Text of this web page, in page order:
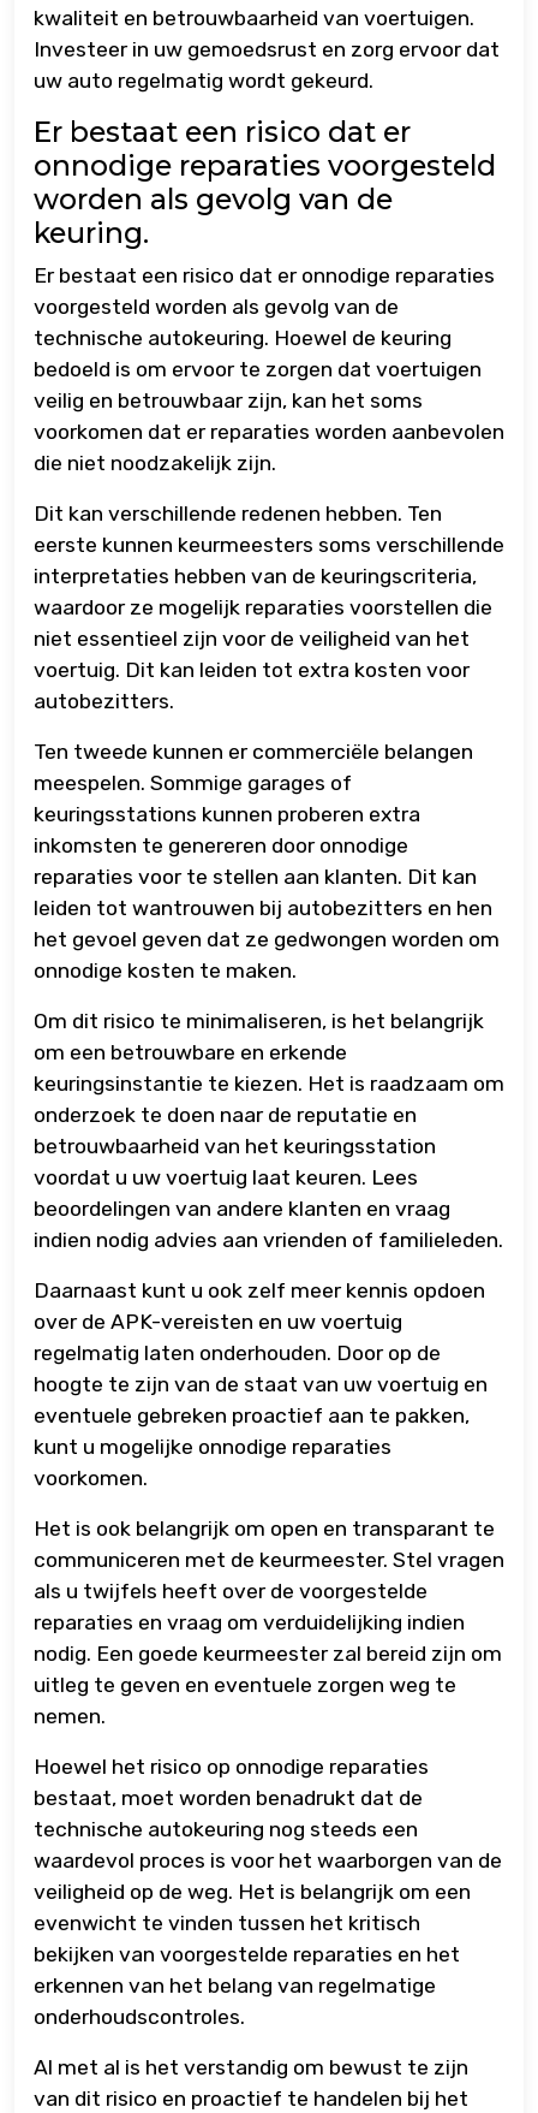
kwaliteit en betrouwbaarheid van voertuigen.
Investeer in uw gemoedsrust en zorg ervoor dat
uw auto regelmatig wordt gekeurd.
Er bestaat een risico dat er
onnodige reparaties voorgesteld
worden als gevolg van de
keuring.
Er bestaat een risico dat er onnodige reparaties
voorgesteld worden als gevolg van de
technische autokeuring. Hoewel de keuring
bedoeld is om ervoor te zorgen dat voertuigen
veilig en betrouwbaar zijn, kan het soms
voorkomen dat er reparaties worden aanbevolen
die niet noodzakelijk zijn.
Dit kan verschillende redenen hebben. Ten
eerste kunnen keurmeesters soms verschillende
interpretaties hebben van de keuringscriteria,
waardoor ze mogelijk reparaties voorstellen die
niet essentieel zijn voor de veiligheid van het
voertuig. Dit kan leiden tot extra kosten voor
autobezitters.
Ten tweede kunnen er commerciële belangen
meespelen. Sommige garages of
keuringsstations kunnen proberen extra
inkomsten te genereren door onnodige
reparaties voor te stellen aan klanten. Dit kan
leiden tot wantrouwen bij autobezitters en hen
het gevoel geven dat ze gedwongen worden om
onnodige kosten te maken.
Om dit risico te minimaliseren, is het belangrijk
om een betrouwbare en erkende
keuringsinstantie te kiezen. Het is raadzaam om
onderzoek te doen naar de reputatie en
betrouwbaarheid van het keuringsstation
voordat u uw voertuig laat keuren. Lees
beoordelingen van andere klanten en vraag
indien nodig advies aan vrienden of familieleden.
Daarnaast kunt u ook zelf meer kennis opdoen
over de APK-vereisten en uw voertuig
regelmatig laten onderhouden. Door op de
hoogte te zijn van de staat van uw voertuig en
eventuele gebreken proactief aan te pakken,
kunt u mogelijke onnodige reparaties
voorkomen.
Het is ook belangrijk om open en transparant te
communiceren met de keurmeester. Stel vragen
als u twijfels heeft over de voorgestelde
reparaties en vraag om verduidelijking indien
nodig. Een goede keurmeester zal bereid zijn om
uitleg te geven en eventuele zorgen weg te
nemen.
Hoewel het risico op onnodige reparaties
bestaat, moet worden benadrukt dat de
technische autokeuring nog steeds een
waardevol proces is voor het waarborgen van de
veiligheid op de weg. Het is belangrijk om een
evenwicht te vinden tussen het kritisch
bekijken van voorgestelde reparaties en het
erkennen van het belang van regelmatige
onderhoudscontroles.
Al met al is het verstandig om bewust te zijn
van dit risico en proactief te handelen bij het